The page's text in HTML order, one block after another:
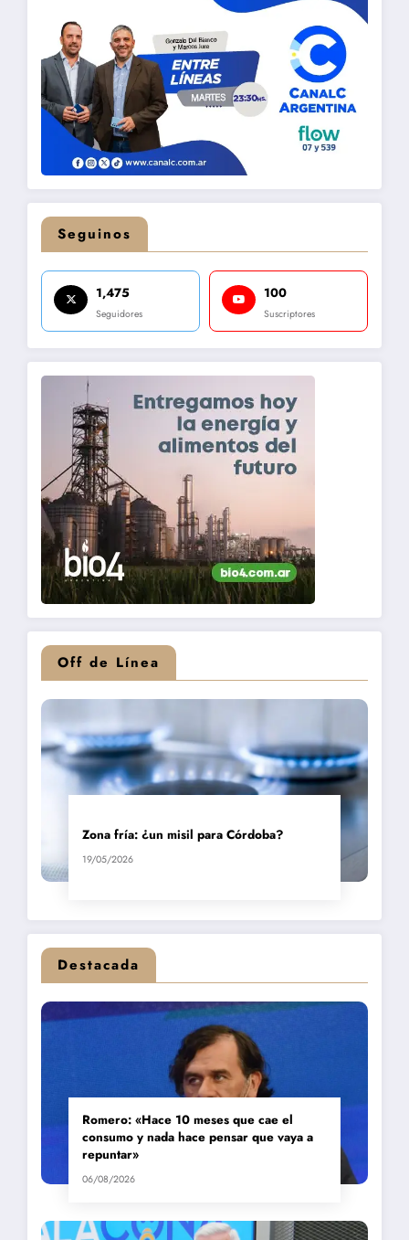
Seguinos
1,475
Seguidores
100
Suscriptores
Off de Línea
Zona fría: ¿un misil para Córdoba?
19/05/2026
Destacada
Romero: «Hace 10 meses que cae el
consumo y nada hace pensar que vaya a
repuntar»
06/08/2026